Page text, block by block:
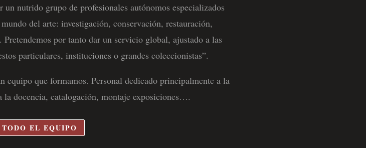
nutrido grupo de profesionales autónomos especializados
del arte: investigación, conservación, restauración,
por tanto dar un servicio global, ajustado a las
particulares, instituciones o grandes coleccionistas”.
equipo que formamos. Personal dedicado principalmente a la
docencia, catalogación, montaje exposiciones….
EL EQUIPO